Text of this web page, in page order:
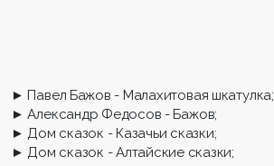
► Павел Бажов - Малахитовая шкатулка;
► Александр Федосов - Бажов;
► Дом сказок - Казачьи сказки;
► Дом сказок - Алтайские сказки;